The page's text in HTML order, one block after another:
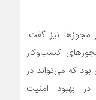
مجوزها نیز گفت:
کسب‌وکار
که می‌تواند در
بهبود امنیت